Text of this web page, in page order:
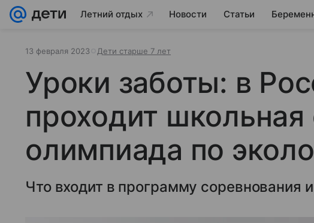
Летний отдых Новости Статьи
13 февраля 2023 Дети старше 7 лет
Уроки заботы: в
проходит
олимпиада по
Что входит в программу соревнования